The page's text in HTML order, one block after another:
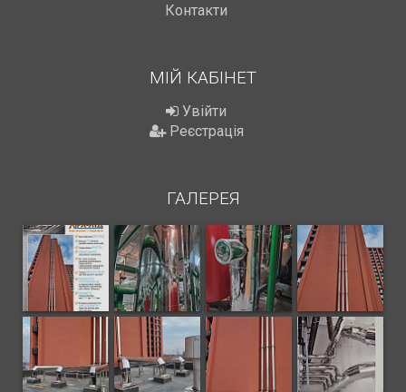
Контакти
МІЙ КАБІНЕТ
Увійти
Реєстрація
ГАЛЕРЕЯ